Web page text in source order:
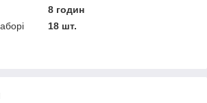
8 годин
18 шт.